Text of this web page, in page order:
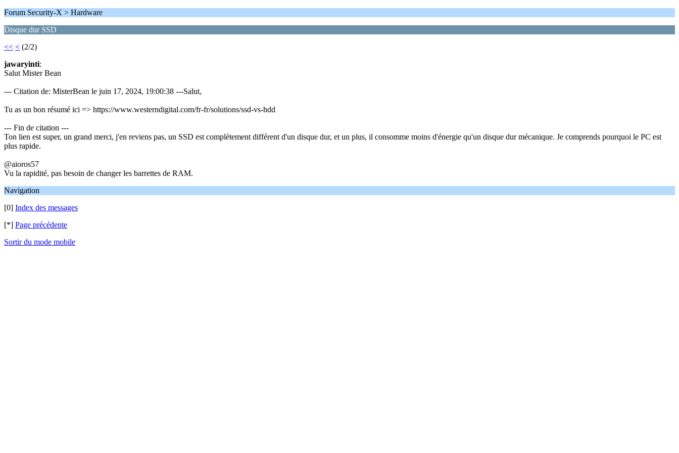
Forum Security-X > Hardware
Disque dur SSD
<< < (2/2)
jawaryinti:
Salut Mister Bean
--- Citation de: MisterBean le juin 17, 2024, 19:00:38 ---Salut,
Tu as un bon résumé ici => https://www.westerndigital.com/fr-fr/solutions/ssd-vs-hdd
--- Fin de citation ---
Ton lien est super, un grand merci, j'en reviens pas, un SSD est complètement différent d'un disque dur, et un plus, il consomme moins d'énergie qu'un disque dur mécanique. Je comprends pourquoi le PC est
plus rapide.
@aioros57
Vu la rapidité, pas besoin de changer les barrettes de RAM.
Navigation
[0] Index des messages
[*] Page précédente
Sortir du mode mobile